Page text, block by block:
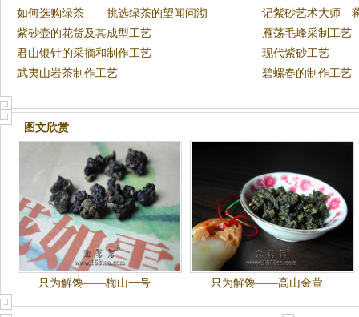
如何选购绿茶——挑选绿茶的望闻问沏
记紫砂艺术大师—
紫砂壶的花货及其成型工艺
雁荡毛峰采制工艺
君山银针的采摘和制作工艺
现代紫砂工艺
武夷山岩茶制作工艺
碧螺春的制作工艺
图文欣赏
只为解馋——梅山一号 只为解馋——高山金萱